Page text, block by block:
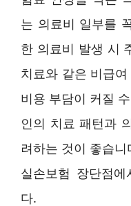
는 의료비 일부를
한 의료비 발생 시
치료와 같은 비급
비용 부담이 커질
인의 치료 패턴과
려하는 것이 좋습
실손보험 장단점
다.